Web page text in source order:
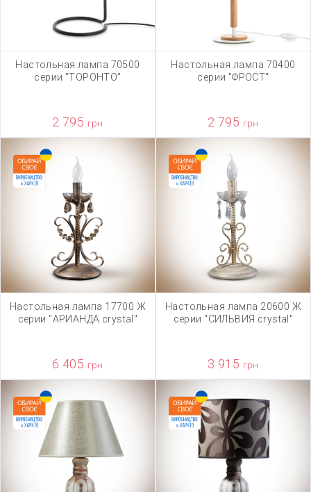
Настольная лампа 70500
серии "ТОРОНТО"
2 795 грн
Настольная лампа 70400
серии "ФРОСТ"
2 795 грн
Настольная лампа 17700 Ж
серии "АРИАНДА crystal"
6 405 грн
Настольная лампа 20600 Ж
серии "СИЛЬВИЯ crystal"
3 915 грн